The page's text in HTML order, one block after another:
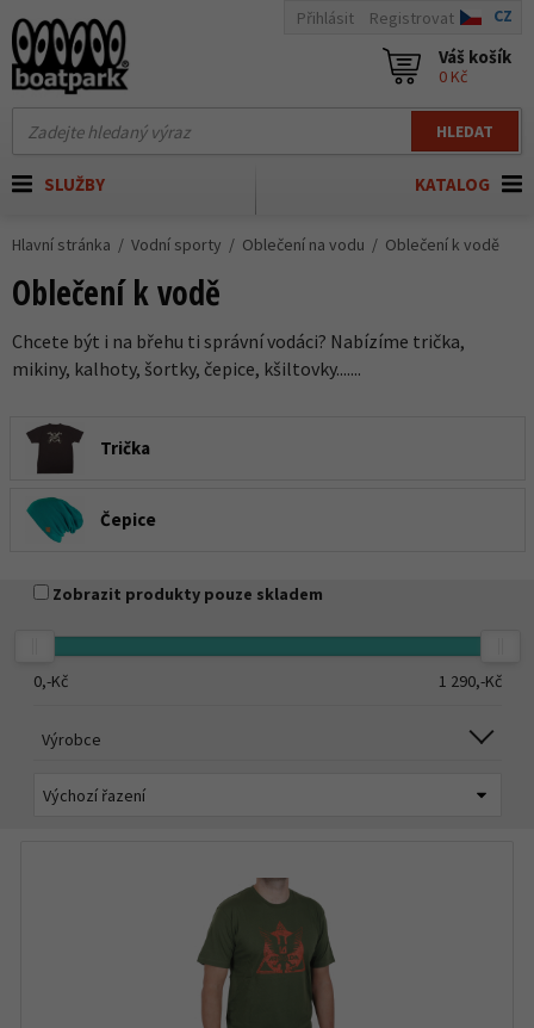
HLEDAT
Přihlásit Registrovat CZ
Váš košík
0 Kč
KATALOG
SLUŽBY
Hlavní stránka Vodní sporty Oblečení na vodu Oblečení k vodě
Oblečení k vodě
Chcete být i na břehu ti správní vodáci? Nabízíme trička,
mikiny, kalhoty, šortky, čepice, kšiltovky.......
Trička
Čepice
Zobrazit produkty pouze skladem
0,-Kč 1 290,-Kč
Výrobce